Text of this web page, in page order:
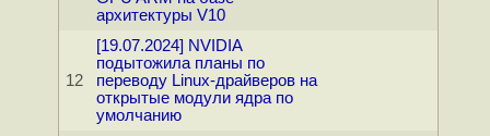
архитектуры V10
12
[19.07.2024] NVIDIA
подытожила планы по
переводу Linux-драйверов на
открытые модули ядра по
умолчанию